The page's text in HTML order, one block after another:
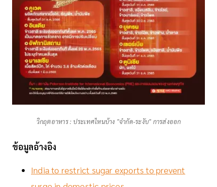
วิกฤตอาหาร : ประเทศไหนบ้าง "จำกัด-ระงับ" การส่งออก
ข้อมูลอ้างอิง
India to restrict sugar exports to prevent